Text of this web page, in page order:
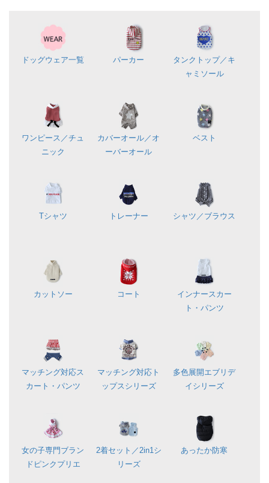
ドッグウェア一覧 パーカー タンクトップ／ キ
ャミソール
ワンピース／チュ
ニック
カバーオール／ オ
ーバーオール
ベスト
Tシャツ トレーナー シャツ／ ブラウス
カットソー コート
インナースカー
ト・パンツ
マッチング対応ス
カート・パンツ
マッチング対応 ト
ップスシリーズ
多色展開 エブリデ
イシリーズ
女の子専門ブラン
ド ピンクプリエ
2着セット／2in1シ
リーズ
あったか防寒